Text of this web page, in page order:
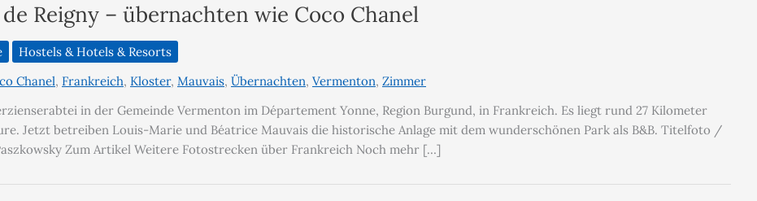
Reigny – übernachten wie Coco Chanel
Hostels & Hotels & Resorts
Chanel, Frankreich, Kloster, Mauvais, Übernachten, Vermenton, Zimmer
in der Gemeinde Vermenton im Département Yonne, Region Burgund, in Frankreich. Es liegt rund 27 Kilometer
Jetzt betreiben Louis-Marie und Béatrice Mauvais die historische Anlage mit dem wunderschönen Park als B&B. Titelfoto /
Zum Artikel Weitere Fotostrecken über Frankreich Noch mehr […]